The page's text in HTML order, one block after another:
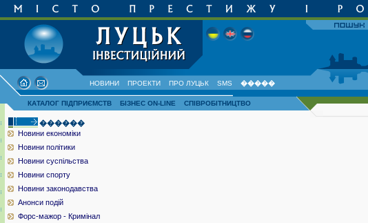
НОВИНИ ПРОЕКТИ ПРО ЛУЦЬК SMS �����
КАТАЛОГ ПІДПРИЄМСТВ БІЗНЕС ON-LINE СПІВРОБІТНИЦТВО
������
Новини економіки
Новини політики
Новини суспільства
Новини спорту
Новини законодавства
Анонси подій
Форс-мажор - Кримінал